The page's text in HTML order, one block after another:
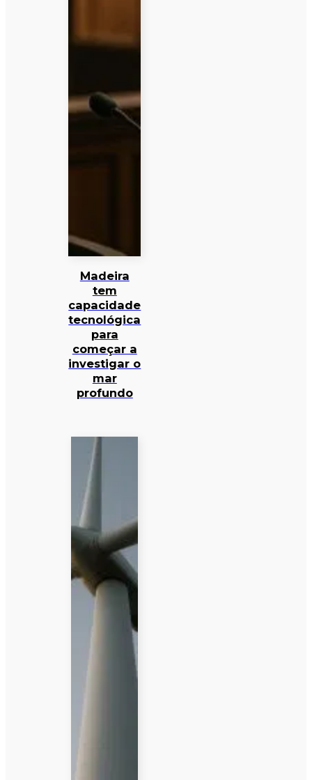
Madeira
tem
capacidade
tecnológica
para
começar a
investigar o
mar
profundo